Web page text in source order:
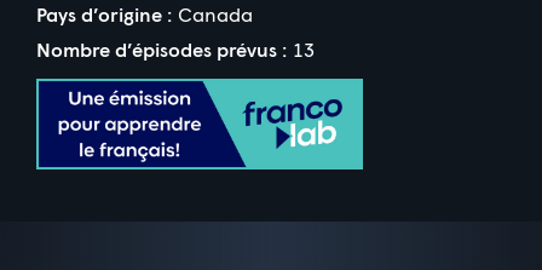
Pays d’origine : Canada
Nombre d’épisodes prévus : 13